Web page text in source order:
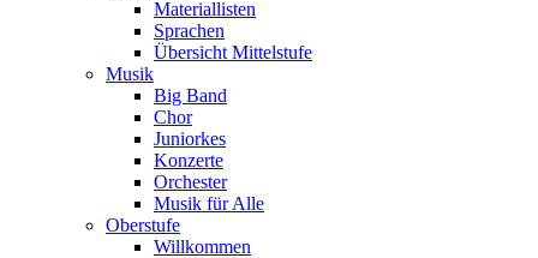
Materiallisten
Sprachen
Übersicht Mittelstufe
Musik
Big Band
Chor
Juniorkes
Konzerte
Orchester
Musik für Alle
Oberstufe
Willkommen